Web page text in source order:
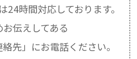
24時間対応しております。
お伝えしてある
絡先」にお電話ください。